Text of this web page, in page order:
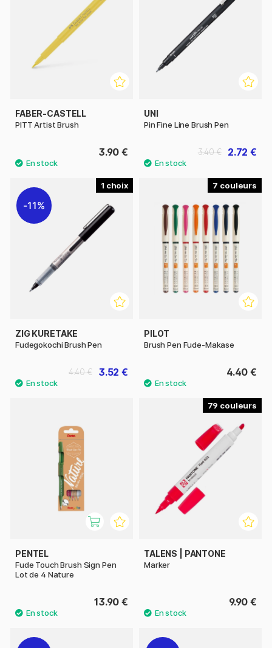
FABER-CASTELL
PITT Artist Brush
3.90 €
UNI
Pin Fine Line Brush Pen
2.72 €
3.40 €
1
11%
ZIG KURETAKE
Fudegokochi Brush Pen
3.52 €
4.40 €
7
PILOT
Brush Pen Fude-Makase
4.40 €
PENTEL
Fude Touch Brush Sign Pen
Lot de 4 Nature
13.90 €
79
TALENS | PANTONE
Marker
9.90 €